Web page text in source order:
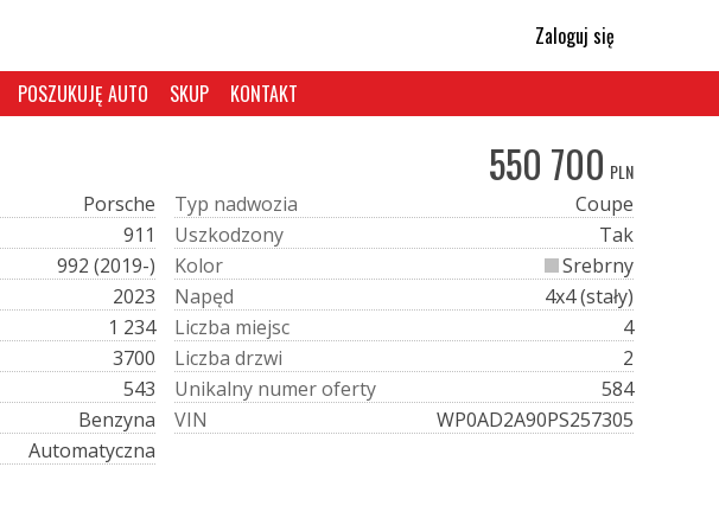
Zaloguj się
POSZUKUJĘ AUTO SKUP KONTAKT
550 700 PLN
Porsche
911
992 (2019-)
2023
1 234
3700
543
Benzyna
Automatyczna
Typ nadwozia
Coupe
Uszkodzony
Tak
Kolor
Srebrny
Napęd
4x4 (stały)
Liczba miejsc
4
Liczba drzwi
2
Unikalny numeroferty
584
VIN WP0AD2A90PS257305